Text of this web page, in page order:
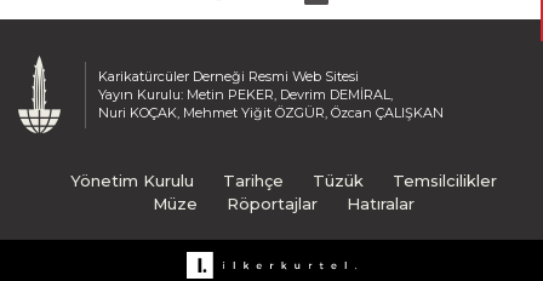
Karikatürcüler Derneği Resmi Web Sitesi
Yayın Kurulu: Metin PEKER, Devrim DEMİRAL,
Nuri KOÇAK, Mehmet Yiğit ÖZGÜR, Özcan ÇALIŞKAN
Yönetim Kurulu Tarihçe Tüzük
Temsilcilikler
Müze
Röportajlar Hatıralar